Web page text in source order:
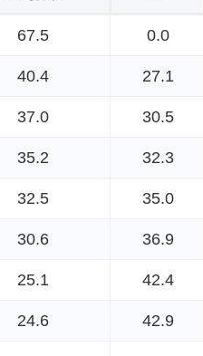
67.5 0.0
40.4 27.1
37.0 30.5
35.2 32.3
32.5 35.0
30.6 36.9
25.1 42.4
24.6 42.9